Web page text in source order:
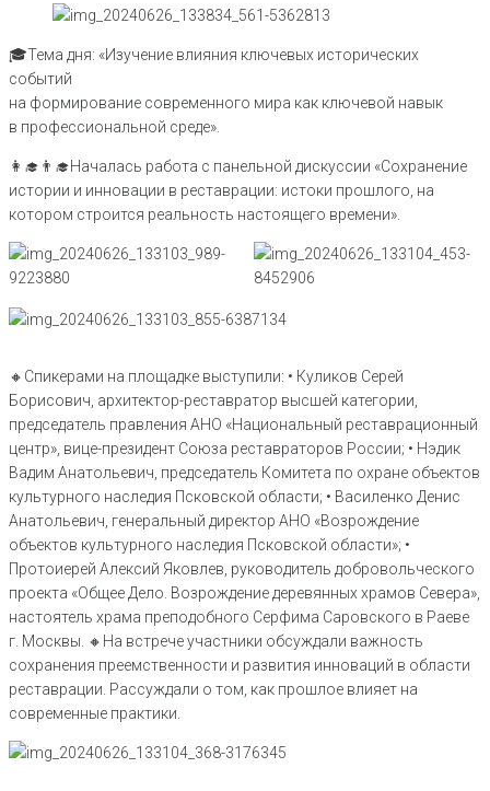
🎓Тема дня: «Изучение влияния ключевых исторических
событий
на формирование современного мира как ключевой навык
в профессиональной среде».
👩‍🎓👨‍🎓Началась работа с панельной дискуссии «Сохранение
истории и инновации в реставрации: истоки прошлого, на
котором строится реальность настоящего времени».
🔸Спикерами на площадке выступили: • Куликов Серей
Борисович, архитектор-реставратор высшей категории,
председатель правления АНО «Национальный реставрационный
центр», вице-президент Союза реставраторов России; • Нэдик
Вадим Анатольевич, председатель Комитета по охране объектов
культурного наследия Псковской области; • Василенко Денис
Анатольевич, генеральный директор АНО «Возрождение
объектов культурного наследия Псковской области»; •
Протоиерей Алексий Яковлев, руководитель добровольческого
проекта «Общее Дело. Возрождение деревянных храмов Севера»,
настоятель храма преподобного Серфима Саровского в Раеве
г. Москвы. 🔸На встрече участники обсуждали важность
сохранения преемственности и развития инноваций в области
реставрации. Рассуждали о том, как прошлое влияет на
современные практики.